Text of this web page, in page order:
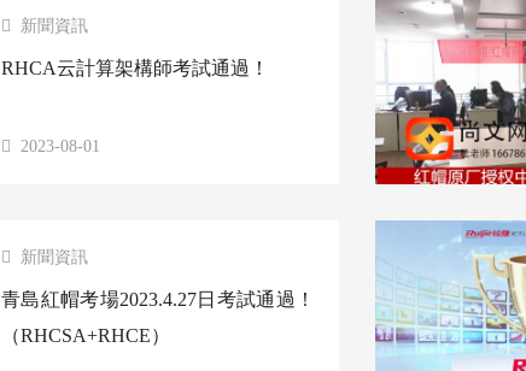
新聞資訊
RHCA云計算架構師考試通過！
2023-08-01
新聞資訊
青島紅帽考場2023.4.27日考試通過！
（RHCSA+RHCE）